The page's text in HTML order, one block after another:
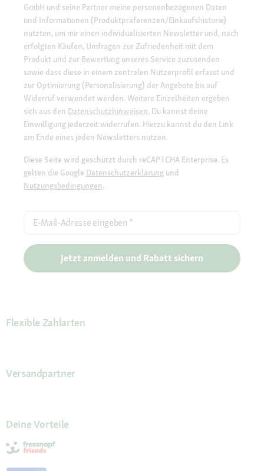
GmbH und seine Partner meine personenbezogenen Daten
und Informationen (Produktpräferenzen/Einkaufshistorie)
nutzten, um mir einen individualisierten Newsletter und, nach
erfolgten Käufen, Umfragen zur Zufriedenheit mit dem
Produkt und zur Bewertung unseres Service zuzusenden
sowie dass diese in einem zentralen Nutzerprofil erfasst und
zur Optimierung (Personalisierung) der Angebote bis auf
Widerruf verwendet werden. Weitere Einzelheiten ergeben
sich aus den Datenschutzhinweisen. Du kannst deine
Einwilligung jederzeit widerrufen. Hierzu kannst du den Link
am Ende eines jeden Newsletters nutzen.
Diese Seite wird geschützt durch reCAPTCHA Enterprise. Es
gelten die Google Datenschutzerklärung und
Nutzungsbedingungen.
E-Mail-Adresse eingeben *
Jetzt anmelden und Rabatt sichern
Flexible Zahlarten
Versandpartner
Deine Vorteile